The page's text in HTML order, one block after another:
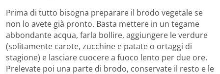
Prima di tutto bisogna preparare il brodo vegetale se
non lo avete già pronto. Basta mettere in un tegame
abbondante acqua, farla bollire, aggiungere le verdure
(solitamente carote, zucchine e patate o ortaggi di
stagione) e lasciare cuocere a fuoco lento per due ore.
Prelevate poi una parte di brodo, conservate il resto e le